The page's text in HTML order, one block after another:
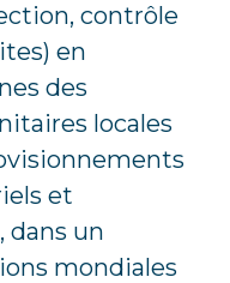
contrôle
en
des
locales
et
un
mondiales